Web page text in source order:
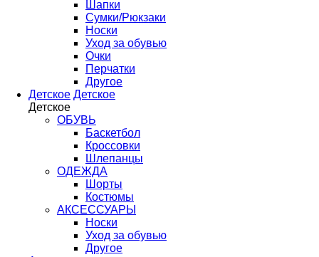
Шапки
Сумки/Рюкзаки
Носки
Уход за обувью
Очки
Перчатки
Другое
Детское Детское
Детское
ОБУВЬ
Баскетбол
Кроссовки
Шлепанцы
ОДЕЖДА
Шорты
Костюмы
АКСЕССУАРЫ
Носки
Уход за обувью
Другое